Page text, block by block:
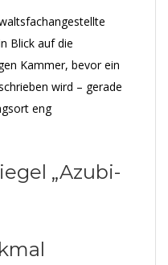
Blick auf die
Kammer, bevor ein
wird – gerade
eng
„Azubi-